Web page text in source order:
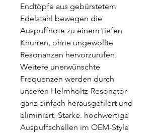
Endtöpfe aus gebürstetem
Edelstahl bewegen die
Auspuffnote zu einem tiefen
Knurren, ohne ungewollte
Resonanzen hervorzurufen.
Weitere unerwünschte
Frequenzen werden durch
unseren Helmholtz-Resonator
ganz einfach herausgefilert und
eliminiert. Starke. hochwertige
Auspuffschellen im OEM-Style